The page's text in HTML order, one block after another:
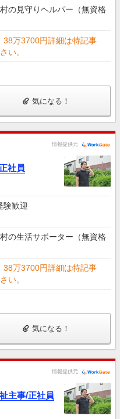
の見守りヘルパー（無資格
万3700円詳細は特記事
い。
気になる！
情報提供元
社員
験歓迎
の生活サポーター（無資格
万3700円詳細は特記事
い。
気になる！
情報提供元
主事/正社員